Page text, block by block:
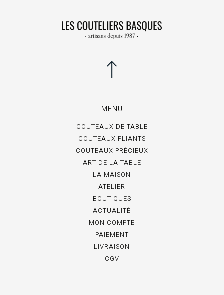
MENU
COUTEAUX DE TABLE
COUTEAUX PLIANTS
COUTEAUX PRÉCIEUX
ART DE LA TABLE
LA MAISON
ATELIER
BOUTIQUES
ACTUALITÉ
MON COMPTE
PAIEMENT
LIVRAISON
CGV